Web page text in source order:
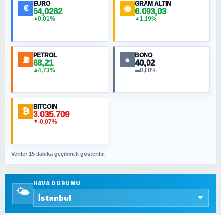
MURAT ÖZKAN
NURETTIN BÖLÜK
ORHAN KILIÇOĞLU
Fahişeye beyinli bir müstevli alçağına
SAVAŞ ŞAHİN
SEYFULLAH ÇİÇEK
€ EURO
54,0262
▲0,01%
◉ GRAM ALTIN
6.093,03
▲1,19%
⛽ PETROL
88,21
▲4,73%
● BONO
40,02
▬0,00%
₿ BITCOIN
3.035.709
▼-0,07%
Veriler 15 dakika geçikmeli gösterilir.
🌤️
HAVA DURUMU